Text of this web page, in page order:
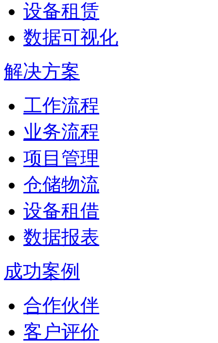
设备租赁
数据可视化
解决方案
工作流程
业务流程
项目管理
仓储物流
设备租借
数据报表
成功案例
合作伙伴
客户评价